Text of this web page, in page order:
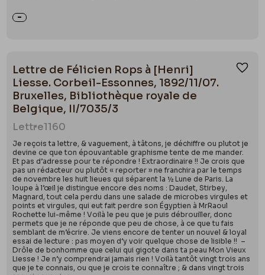
Lettre de Félicien Rops à [Henri]
Liesse. Corbeil-Essonnes, 1892/11/07.
Bruxelles, Bibliothèque royale de
Belgique, II/7035/3
Lettre1160
Je reçois ta lettre, & vaguement, à tâtons, je déchiffre ou plutot je
devine ce que ton épouvantable graphisme tente de me mander.
Et pas d’adresse pour te répondre ! Extraordinaire !! Je crois que
pas un rédacteur ou plutôt « reporter » ne franchira par le temps
de novembre les huit lieues qui séparent la ½ Lune de Paris. La
loupe à l’œil je distingue encore des noms : Daudet, Stirbey,
Magnard, tout cela perdu dans une salade de microbes virgules et
points et virgules, qui eut fait perdre son Égyptien à MrRaoul
Rochette lui-même ! Voilà le peu que je puis débrouiller, donc
permets que je ne réponde que peu de chose, à ce que tu fais
semblant de m’écrire. Je viens encore de tenter un nouvel & loyal
essai de lecture : pas moyen d’y voir quelque chose de lisible !! –
Drôle de bonhomme que celui qui gigote dans ta peau Mon Vieux
Liesse ! Je n’y comprendrai jamais rien ! Voilà tantôt vingt trois ans
que je te connais, ou que je crois te connaître ; & dans vingt trois